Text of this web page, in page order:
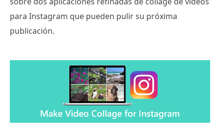
para Instagram que pueden pulir su próxima
publicación.